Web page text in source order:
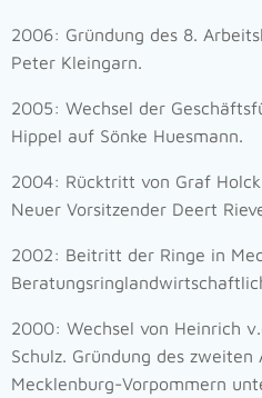
2006: Gründung des 8.
Peter Kleingarn.
2005: Wechsel der
Hippel auf Sönke Huesmann.
2004: Rücktritt von Graf
Neuer Vorsitzender Deert
2002: Beitritt der Ringe in
2000: Wechsel von Heinrich
Schulz. Gründung des zweiten
Mecklenburg-Vorpommern